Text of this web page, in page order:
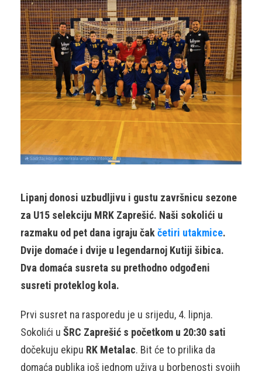
Lipanj donosi uzbudljivu i gustu završnicu sezone
za U15 selekciju MRK Zaprešić. Naši sokolići u
razmaku od pet dana igraju čakčetiri utakmice.
Dvije domaće i dvije u legendarnoj Kutiji šibica.
Dva domaća susreta su prethodno odgođeni
susreti proteklog kola.
Prvi susret na rasporedu je u srijedu, 4. lipnja.
Sokolići u ŠRC Zaprešić s početkom u 20:30 sati
dočekuju ekipu RK Metalac. Bit će to prilika da
domaća publika još jednom uživa u borbenosti svojih